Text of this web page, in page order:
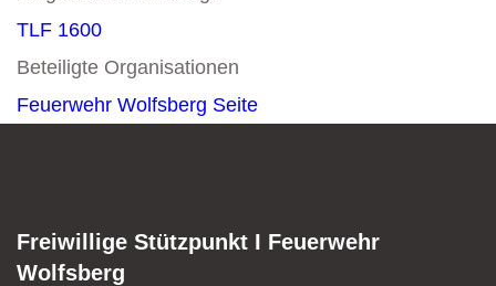
TLF 1600
Beteiligte Organisationen
Feuerwehr Wolfsberg Seite
Freiwillige Stützpunkt I Feuerwehr
Wolfsberg